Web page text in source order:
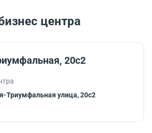
центра
20с2
Триумфальная улица, 20с2